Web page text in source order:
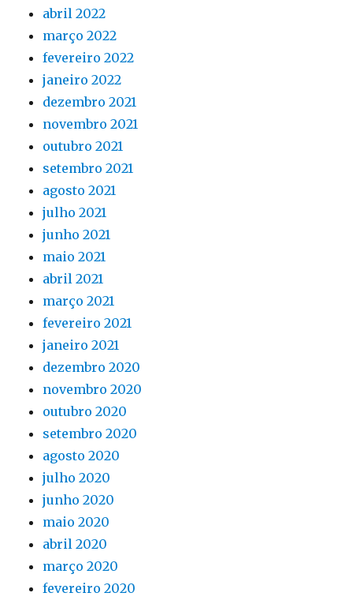
abril 2022
março 2022
fevereiro 2022
janeiro 2022
dezembro 2021
novembro 2021
outubro 2021
setembro 2021
agosto 2021
julho 2021
junho 2021
maio 2021
abril 2021
março 2021
fevereiro 2021
janeiro 2021
dezembro 2020
novembro 2020
outubro 2020
setembro 2020
agosto 2020
julho 2020
junho 2020
maio 2020
abril 2020
março 2020
fevereiro 2020